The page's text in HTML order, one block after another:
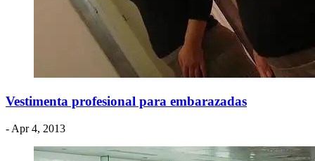
Vestimenta profesional para embarazadas
- Apr 4, 2013